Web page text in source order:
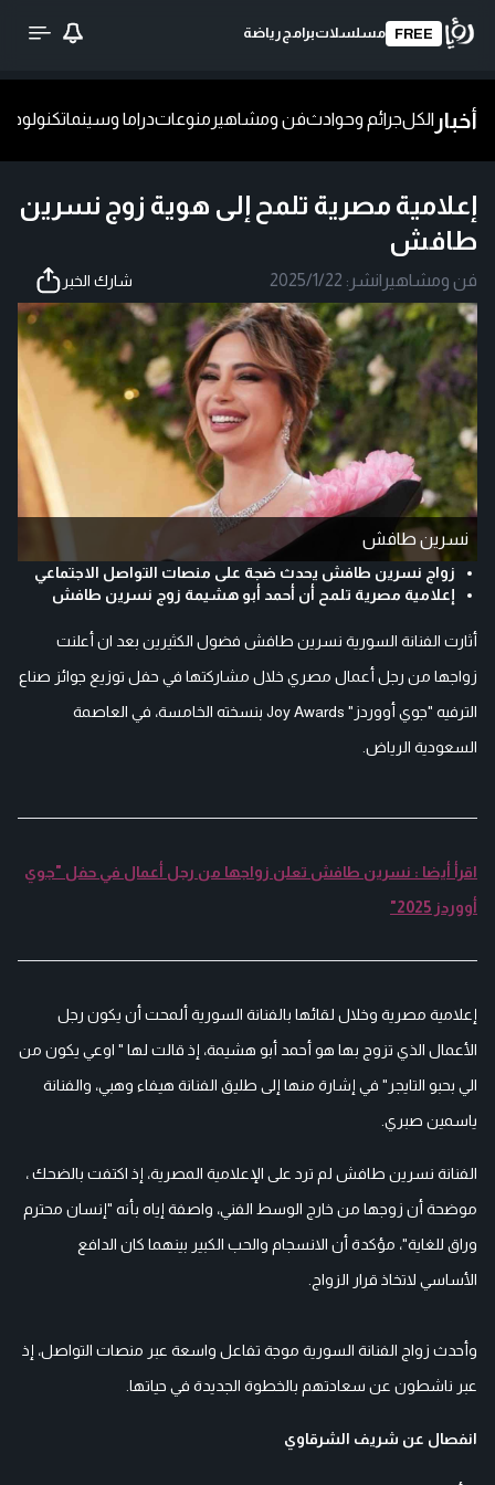
FREE مسلسلاتبرامج رياضة
أخبار الكلجرائم وحوادثفن ومشاهير منوعاتدراما وسينماتكنولوجيا
إعلامية مصرية تلمح إلى هوية زوج نسرين
طافش
فن ومشاهير |نشر: 2025/1/22 شارك الخبر
نسرين طافش
زواج نسرين طافش يحدث ضجة على منصات التواصل الاجتماعي
إعلامية مصرية تلمح أن أحمد أبو هشيمة زوج نسرين طافش
أثارت الفنانة السورية نسرين طافش فضول الكثيرين بعد ان أعلنت
زواجها من رجل أعمال مصري خلال مشاركتها في حفل توزيع جوائز صناع
الترفيه "جوي أووردز" Joy Awards بنسخته الخامسة، في العاصمة
السعودية الرياض.
اقرأ أيضا : نسرين طافش تعلن زواجها من رجل أعمال في حفل "جوي
أووردز 2025"
إعلامية مصرية وخلال لقائها بالفنانة السورية ألمحت أن يكون رجل
الأعمال الذي تزوج بها هو أحمد أبو هشيمة، إذ قالت لها " اوعي يكون من
الي بحبو التايجر" في إشارة منها إلى طليق الفنانة هيفاء وهبي، والفنانة
ياسمين صبري.
الفنانة نسرين طافش لم ترد على الإعلامية المصرية، إذ اكتفت بالضحك ،
موضحة أن زوجها من خارج الوسط الفني، واصفة إياه بأنه "إنسان محترم
وراق للغاية"، مؤكدة أن الانسجام والحب الكبير بينهما كان الدافع
الأساسي لاتخاذ قرار الزواج.
وأحدث زواج الفنانة السورية موجة تفاعل واسعة عبر منصات التواصل، إذ
عبر ناشطون عن سعادتهم بالخطوة الجديدة في حياتها.
انفصال عن شريف الشرقاوي